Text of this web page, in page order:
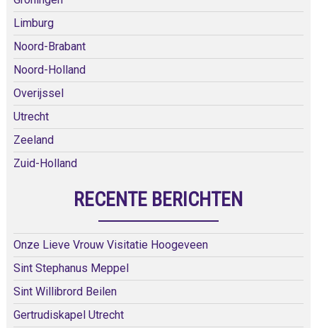
Limburg
Noord-Brabant
Noord-Holland
Overijssel
Utrecht
Zeeland
Zuid-Holland
RECENTE BERICHTEN
Onze Lieve Vrouw Visitatie Hoogeveen
Sint Stephanus Meppel
Sint Willibrord Beilen
Gertrudiskapel Utrecht